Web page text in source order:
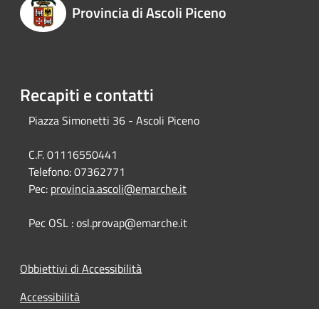
Provincia di Ascoli Piceno
Recapiti e contatti
Piazza Simonetti 36 - Ascoli Piceno
C.F. 01116550441
Telefono:07362771
Pec: provincia.ascoli@emarche.it
Pec OSL : osl.provap@emarche.it
Obbiettivi di Accessibilità
Accessibilità